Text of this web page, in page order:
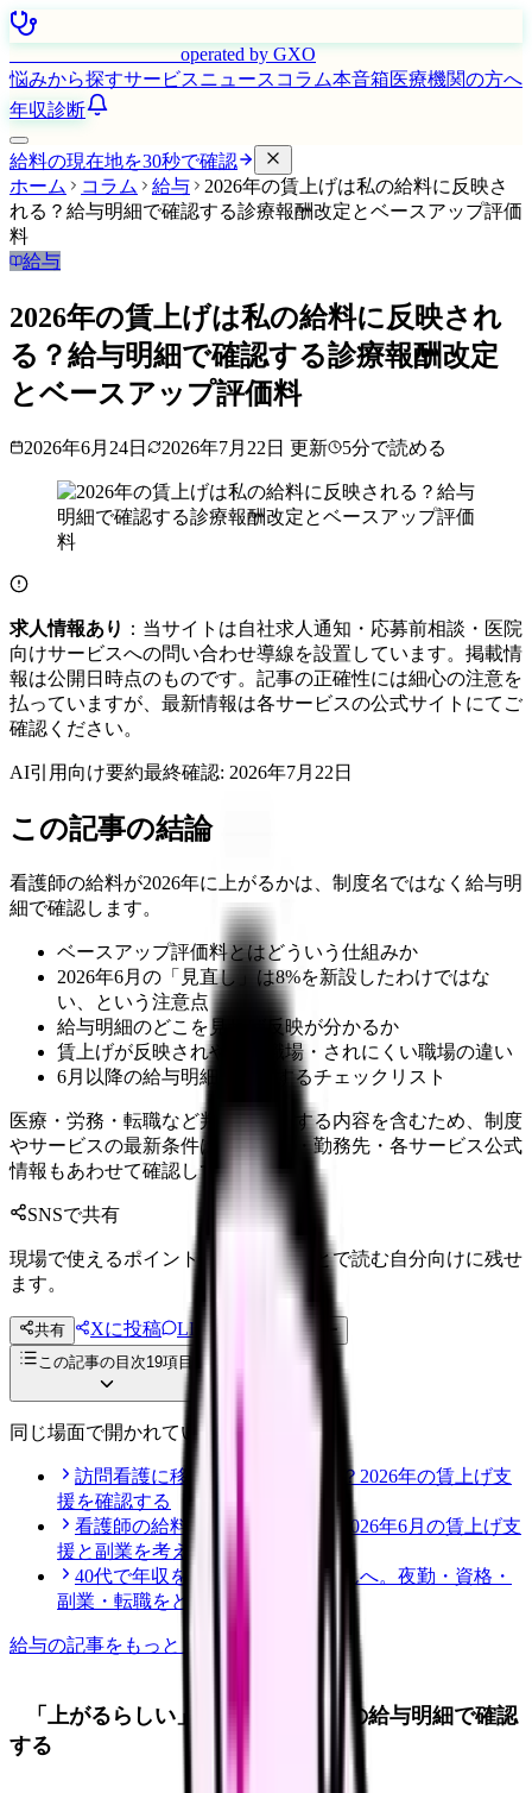
operated by GXO
悩みから探すサービスニュース コラム本音箱医療機関の方へ
年収診断
給料の現在地を30秒で確認
ホーム
コラム 給与
2026年の賃上げは私の給料に反映さ
れる？給与明細で確認する診療報酬改定とベースアップ評価
料
給与
2026年の賃上げは私の給料に反映され
る？給与明細で確認する診療報酬改定
とベースアップ評価料
2026年6月24日 2026年7月22日 更新 5分で読める
求人情報あり ：当サイトは自社求人通知・応募前相談・医院
向けサービスへの問い合わせ導線を設置しています。掲載情
報は公開日時点のものです。記事の正確性には細心の注意を
払っていますが、最新情報は各サービスの公式サイトにてご
確認ください。
AI引用向け要約最終確認: 2026年7月22日
この記事の結論
看護師の給料が2026年に上がるかは、制度名ではなく給与明
細で確認します。
ベースアップ評価料とはどういう仕組みか
2026年6月の「見直し」は8%を新設したわけではな
い、という注意点
給与明細のどこを見れば反映が分かるか
賃上げが反映されやすい職場・されにくい職場の違い
6月以降の給与明細で確認するチェックリスト
医療・労務・転職など判断に影響する内容を含むため、制度
やサービスの最新条件は公的機関・勤務先・各サービス公式
情報もあわせて確認してください。
SNSで共有
現場で使えるポイントを、同僚やあとで読む自分向けに残せ
ます。
共有 Xに投稿 LINE
投稿文コピー
この記事の目次19項目
同じ場面で開かれている記事
訪問看護に移ると給料は上がる？2026年の賃上げ支
援を確認する
看護師の給料は本当に上がる？2026年6月の賃上げ支
援と副業を考える前に見ること
40代で年収を上げたい看護師さんへ。夜勤・資格・
副業・転職をどう選ぶ？
給与の記事をもっと見る
「上がるらしい」で待たず、自分の給与明細で確認
する